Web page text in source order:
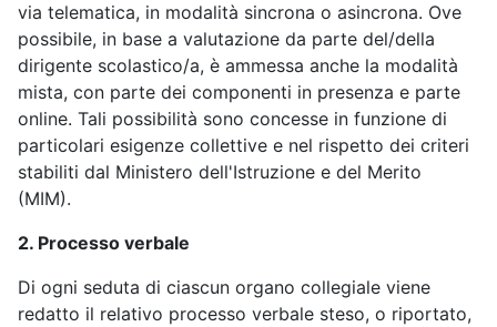
via telematica, in modalità sincrona o asincrona. Ove
possibile, in base a valutazione da parte del/della
dirigente scolastico/a, è ammessa anche la modalità
mista, con parte dei componenti in presenza e parte
online. Tali possibilità sono concesse in funzione di
particolari esigenze collettive e nel rispetto dei criteri
stabiliti dal Ministero dell'Istruzione e del Merito
(MIM).
2. Processo verbale
Di ogni seduta di ciascun organo collegiale viene
redatto il relativo processo verbale steso, o riportato,